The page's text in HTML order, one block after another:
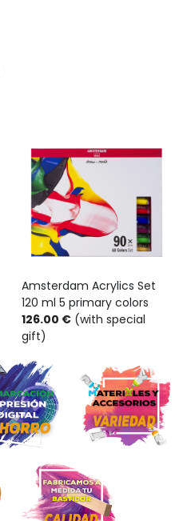
Amsterdam Acrylics Set
120 ml 5 primary colors
126.00 € (with special
gift)